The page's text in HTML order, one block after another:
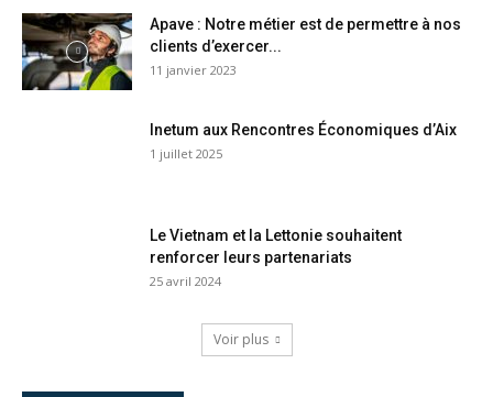
Apave : Notre métier est de permettre à nos
clients d’exercer...
11 janvier 2023
Inetum aux Rencontres Économiques d’Aix
1 juillet 2025
Le Vietnam et la Lettonie souhaitent
renforcer leurs partenariats
25 avril 2024
Voir plus